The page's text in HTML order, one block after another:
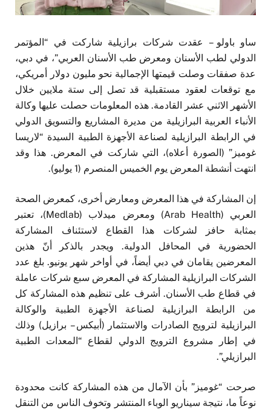
ساو باولو – عقدت شركات برازيلية شاركت في “المؤتمر
الدولي لطب الأسنان ومعرض طب الأسنان العربي”، في دبي،
عدة صفقات وصلت قيمتها الإجمالية نحو مليون دولار أمريكي،
مع توقعات لعقود مستقبلية قد تصل إلى ستة ملايين خلال
الأشهر الاثني عشر القادمة. هذه المعلومات حصلت عليها وكالة
الأنباء العربية البرازيلية من مديرة المشاريع والتسويق الدولي
في الرابطة البرازيلية لصناعة الأجهزة الطبية السيدة “لاريسا
غوميز” (الصورة أعلاه)، التي شاركت في المعرض. هذا وقد
انتهت أنشطة المعرض يوم الخميس المنصرم (1 يوليو).
إن المشاركة في هذا المعرض ومعارض أخرى، كمعرض الصحة
العربي (Arab Health) ومعرض ميدلاب (Medlab)، تعتبر
بمثابة حافز لشركات هذا القطاع لاستئناف المشاركة
الحضورية في المحافل الدولية. ويجدر بالذكر أنّ هذين
المعرضين يقامان في دبي أيضاً، في أواخر شهر يونيو. بلغ عدد
الشركات البرازيلية المشاركة في المعرض سبع شركات عاملة
في قطاع طب الأسنان. أشرف على تنظيم هذه المشاركة كل
من الرابطة البرازيلية لصناعة الأجهزة الطبية والوكالة
البرازيلية لترويج الصادرات والاستثمار (أبيكس – برازيل) وذلك
في إطار مشروع الترويج الدولي لقطاع “المعدات الطبية
البرازيلي”.
صرحت “غوميز” بأن الآمال من هذه المشاركة كانت محدودة
نوعاً ما، نتيجة سيناريو الوباء المنتشر وتخوف الناس من التنقل